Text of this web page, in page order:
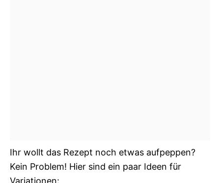
Ihr wollt das Rezept noch etwas aufpeppen?
Kein Problem! Hier sind ein paar Ideen für
Variationen: